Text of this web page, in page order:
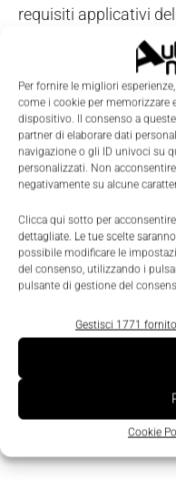
Per fornire le migliori
come i cookie per memorizzare
dispositivo. Il consenso a
partner di elaborare dati
navigazione o gli ID univoci su
personalizzati. Non
negativamente su alcune
Clicca qui sotto per
dettagliate. Le tue scelte
possibile modificare le
del consenso, utilizzando i
pulsante di gestione del
Gestisci 1771
Cookie
requisiti applicativi
Un'attenzione
anche alla sicurezza.
ottimizzano
proteggendo persone
contribuiscono a
Integrity Level 3). I
offrono livelli
integrata per
riducendo i
della macchina.